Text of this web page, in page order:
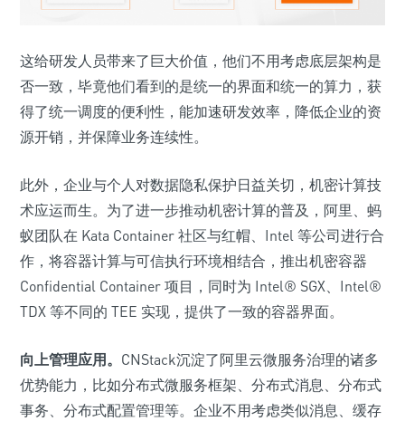
这给研发人员带来了巨大价值，他们不用考虑底层架构是
否一致，毕竟他们看到的是统一的界面和统一的算力，获
得了统一调度的便利性，能加速研发效率，降低企业的资
源开销，并保障业务连续性。
此外，企业与个人对数据隐私保护日益关切，机密计算技
术应运而生。为了进一步推动机密计算的普及，阿里、蚂
蚁团队在 Kata Container 社区与红帽、Intel 等公司进行合
作，将容器计算与可信执行环境相结合，推出机密容器
Confidential Container 项目，同时为 Intel® SGX、Intel®
TDX 等不同的 TEE 实现，提供了一致的容器界面。
向上管理应用。 CNStack沉淀了阿里云微服务治理的诸多
优势能力，比如分布式微服务框架、分布式消息、分布式
事务、分布式配置管理等。企业不用考虑类似消息、缓存